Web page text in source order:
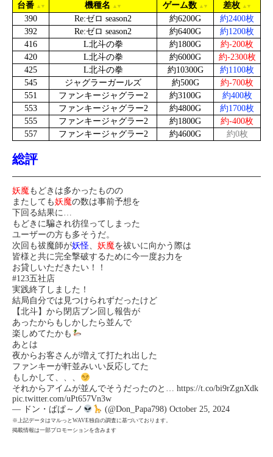
台番 機種名 ゲーム数
差枚
390
Re:ゼロ season2 約6200G
約2400枚
392
Re:ゼロ season2 約6400G
約1200枚
416
L北斗の拳 約1800G
約-200枚
420
L北斗の拳 約6000G
約-2300枚
425
L北斗の拳 約10300G
約1100枚
545
ジャグラーガールズ 約500G
約-700枚
551
ファンキージャグラー2 約3100G
約400枚
553
ファンキージャグラー2 約4800G
約1700枚
555
ファンキージャグラー2 約1800G
約-400枚
557
ファンキージャグラー2 約4600G 約0枚
総評
妖魔もどきは多かったものの
またしても妖魔の数は事前予想を
下回る結果に…
もどきに騙され彷徨ってしまった
ユーザーの方も多そうだ。
次回も祓魔師が妖怪、 妖魔を祓いに向かう際は
皆様と共に完全撃破するために今一度お力を
お貸しいただきたい！！
#123五社店
実践終了しました！
結局自分では見つけられずだったけど
【北斗】から閉店ブン回し報告が
あったからもしかしたら並んで
楽しめてたかも
あとは
夜からお客さんが増えて打たれ出した
ファンキーが軒並みいい反応してた
もしかして、、、
それからアイムが並んでそうだったのと… https://t.co/bi9rZgnXdk
pic.twitter.com/uPt657Vn3w
— ドン・ぱぱ～ノ
(@Don_Papa798) October 25, 2024
※上記データはマルっとWAVE独自の調査に基づいております。
掲載情報は一部プロモーションを含みます